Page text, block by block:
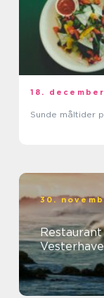
18.
Sunde måltider
30.